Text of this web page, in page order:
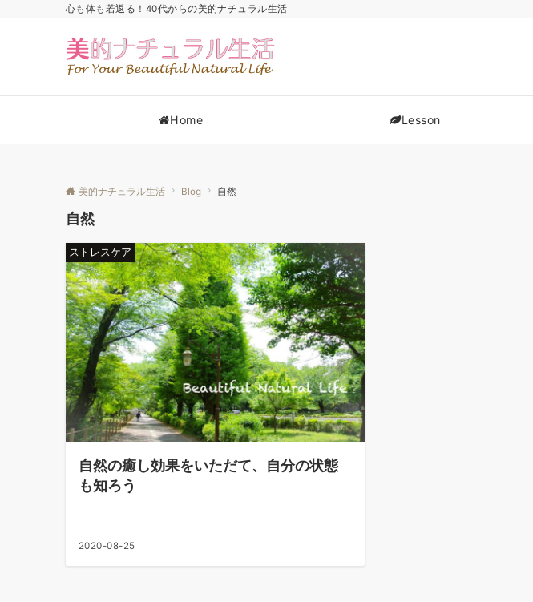
心も体も若返る！40代からの美的ナチュラル生活
Home Lesson
美的ナチュラル生活 Blog 自然
自然
ストレスケア
自然の癒し効果をいただて、自分の状態
も知ろう
2020-08-25